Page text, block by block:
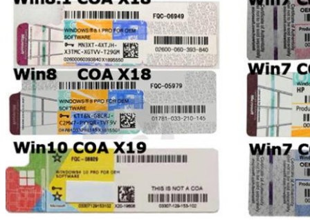
Tinggalkan pesan
Kami akan segera menghubungi